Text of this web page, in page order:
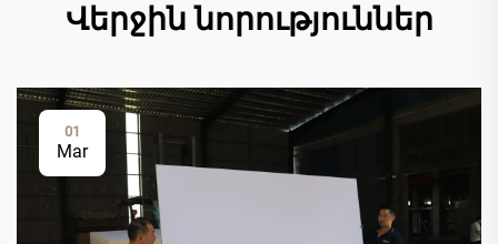
Վերջին նորություններ
01
Mar